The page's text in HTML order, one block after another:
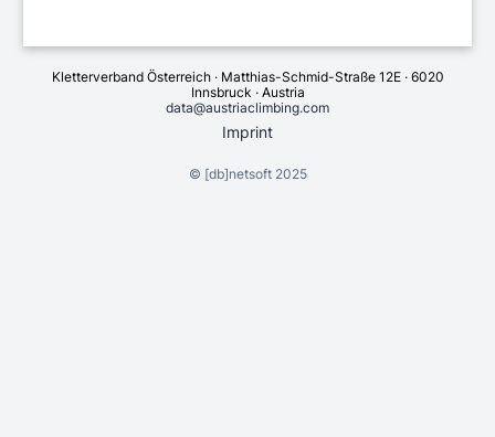
Kletterverband Österreich · Matthias-Schmid-Straße 12E · 6020
Innsbruck · Austria
data@austriaclimbing.com
Imprint
© [db]netsoft2025